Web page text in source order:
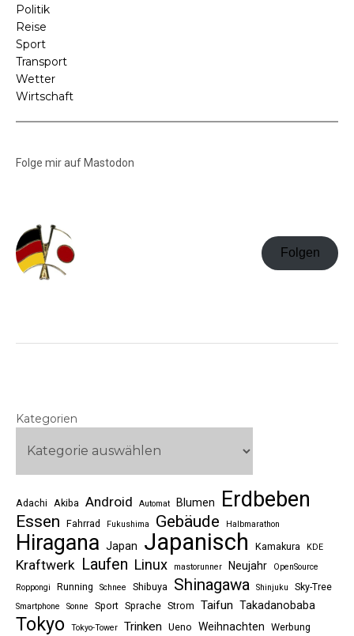
Politik
Reise
Sport
Transport
Wetter
Wirtschaft
Folge mir auf Mastodon
Folgen
Kategorien
Adachi Akiba Android Automat Blumen Erdbeben
Essen Fahrrad Fukushima Gebäude Halbmarathon
Hiragana Japan Japanisch Kamakura KDE
Kraftwerk Laufen Linux mastorunner Neujahr
OpenSource
Roppongi
Running Schnee Shibuya Shinagawa Shinjuku Sky-Tree
Smartphone Sonne Sport Sprache Strom Taifun Takadanobaba
Tokyo Tokyo-Tower Trinken Ueno Weihnachten Werbung